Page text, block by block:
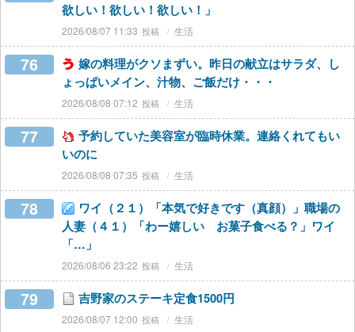
欲しい！欲しい！欲しい！」
2026/08/07 11:33 生活
76
嫁の料理がクソまずい。昨日の献立はサラダ、し
ょっぱいメイン、汁物、ご飯だけ・・・
2026/08/08 07:12 生活
77
予約していた美容室が臨時休業。連絡くれてもい
いのに
2026/08/08 07:35 生活
78
ワイ（２１）「本気で好きです（真顔）」職場の
人妻（４１）「わー嬉しい お菓子食べる？」ワイ
「…」
2026/08/06 23:22 生活
79 吉野家のステーキ定食1500円
2026/08/07 12:00 生活